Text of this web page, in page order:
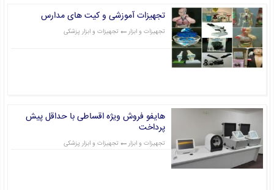
تجهیزات آموزشی و کیت های مدارس
تجهیزات و ابزار تجهیزات و ابزار پزشکی
هایفو فروش ویژه اقساطی با حداقل پیش
پرداخت
تجهیزات و ابزار تجهیزات و ابزار پزشکی